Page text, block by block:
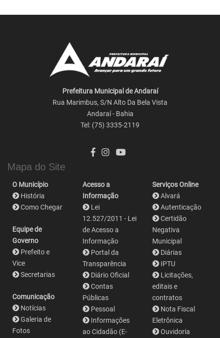
Prefeitura Municipal de Andaraí
Rua Marimbus, S/N Alto Da Bela Vista
Andaraí - Bahia
Tel: (75) 3335-2119
Mapa do Site
O Município
História
Como Chegar
Equipe de
Governo
Prefeito e
Vice
Secretarias
Comunicação
Notícias
Galeria de
Fotos
Acesso a
Informação
Lei
12.527/2011 - Lei
de Acesso a
Informação
Portal da
Transparência
Diário Oficial
Contas
Públicas
Pessoal
Informações
ao Cidadão (E-
Serviços Online
Alvará
Autenticação
Certidão
Negativa
Municipal
Diárias
IPTU
Licitações,
editais e
contratos
Nota Fiscal
Eletrônica
Ouvidoria